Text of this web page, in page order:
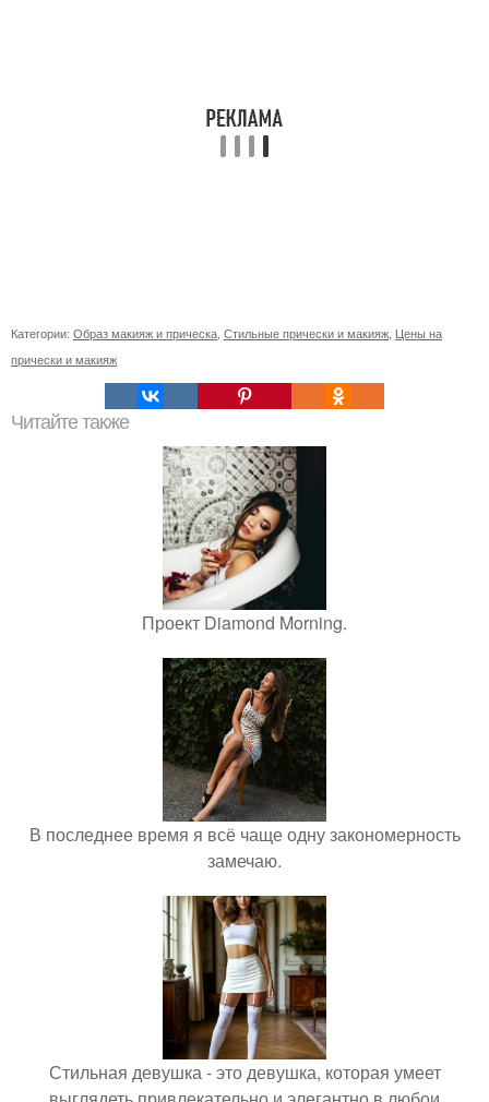
Категории: Образ макияж и прическа Стильные прически и макияж Цены на
прически и макияж
Читайте также
Проект Diamond Morning.
В последнее время я всё чаще одну закономерность
замечаю.
Стильная девушка - это девушка, которая умеет